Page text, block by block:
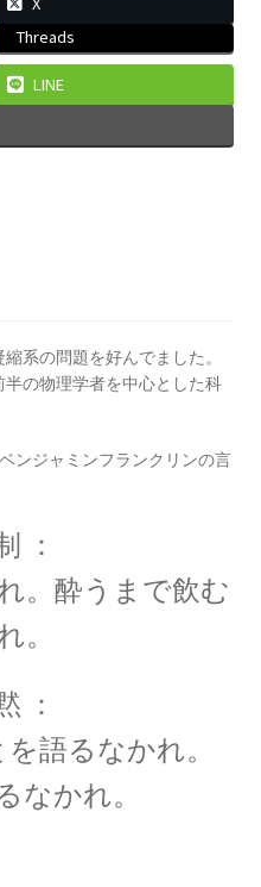
古の大学】
ル・ハッブル
テラー
原爆開発推進・水爆
マッハ
識の問題を議論】
レディンガー
験で量子的に実在を
】
Threads
LINE
系の問題を好んでました。
の物理学者を中心とした科
ンジャミンフランクリンの言
：
。酔うまで飲む
。
：
語るなかれ。
なかれ。